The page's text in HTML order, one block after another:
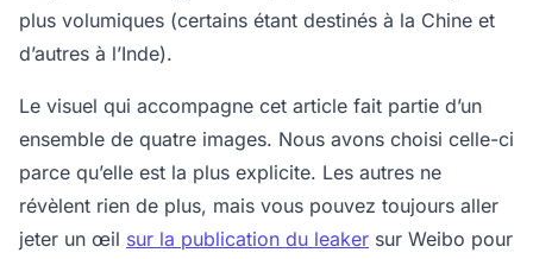
plus volumiques (certains étant destinés à la Chine et
d’autres à l’Inde).
Le visuel qui accompagne cet article fait partie d’un
ensemble de quatre images. Nous avons choisi celle-ci
parce qu’elle est la plus explicite. Les autres ne
révèlent rien de plus, mais vous pouvez toujours aller
jeter un œil sur la publication du leaker sur Weibo pour